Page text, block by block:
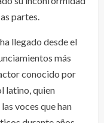
partes.
llegado desde el
más
conocido por
latino, quien
voces que han